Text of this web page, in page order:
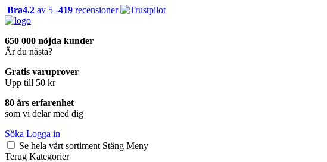
Bra4.2 av 5 -419 recensioner
650 000 nöjda kunder
Är du nästa?
Gratis varuprover
Upp till 50 kr
80 års erfarenhet
som vi delar med dig
Söka Logga in
Se hela vårt sortiment Stäng Meny
Terug Kategorier